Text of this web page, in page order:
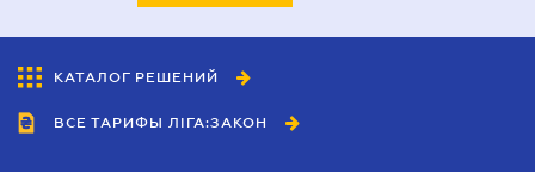
КАТАЛОГ РЕШЕНИЙ
ВСЕ ТАРИФЫ ЛІГА:ЗАКОН